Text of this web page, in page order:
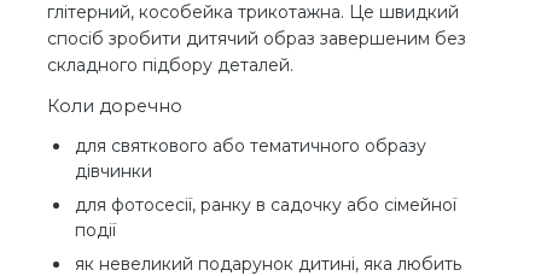
глітерний, кособейка трикотажна. Це швидкий
спосіб зробити дитячий образ завершеним без
складного підбору деталей.
Коли доречно
для святкового або тематичного образу
дівчинки
для фотосесії, ранку в садочку або сімейної
події
як невеликий подарунок дитині, яка любить